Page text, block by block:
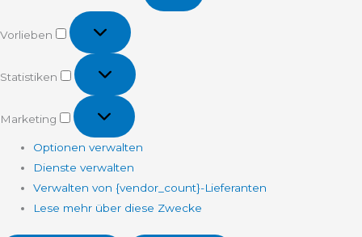
Vorlieben
Vorlieben
Statistiken
Statistiken
Marketing
Marketing
Optionen verwalten
Dienste verwalten
Verwalten von {vendor_count}-Lieferanten
Lese mehr über diese Zwecke